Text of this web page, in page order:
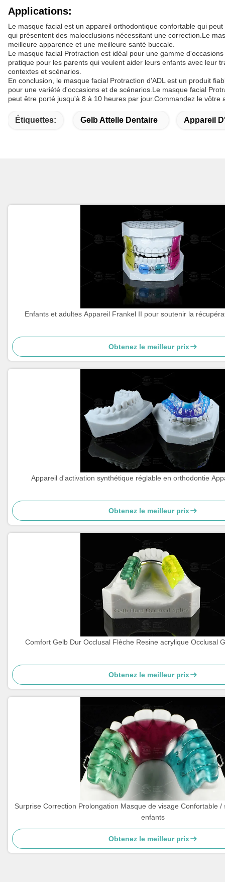
Applications:
Le masque facial est un appareil orthodontique confortable qui
qui présentent des malocclusions nécessitant une correction.Le
meilleure apparence et une meilleure santé buccale.
Le masque facial Protraction est idéal pour une gamme
pratique pour les parents qui veulent aider leurs enfants avec leur
contextes et scénarios.
En conclusion, le masque facial Protraction d'ADL est un produit
pour une variété d'occasions et de scénarios.Le masque facial
peut être porté jusqu'à 8 à 10 heures par jour.Commandez le
Étiquettes: Gelb Attelle Dentaire Appareil
Enfants et adultes Appareil Frankel II pour soutenir la
Obtenez le meilleur prix
Appareil d'activation synthétique réglable en orthodontie
Obtenez le meilleur prix
Comfort Gelb Dur Occlusal Flèche Resine acrylique Occlusal
Obtenez le meilleur prix
Surprise Correction Prolongation Masque de visage Confortable /
enfants
Obtenez le meilleur prix